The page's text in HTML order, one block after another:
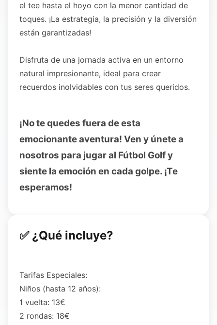
el tee hasta el hoyo con la menor cantidad de
toques. ¡La estrategia, la precisión y la diversión
están garantizadas!
Disfruta de una jornada activa en un entorno
natural impresionante, ideal para crear
recuerdos inolvidables con tus seres queridos.
¡No te quedes fuera de esta
emocionante aventura! Ven y únete a
nosotros para jugar al Fútbol Golf y
siente la emoción en cada golpe. ¡Te
esperamos!
✅ ¿Qué incluye?
Tarifas Especiales:
Niños (hasta 12 años):
1 vuelta: 13€
2 rondas: 18€